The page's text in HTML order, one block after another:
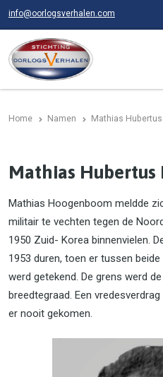
info@oorlogsverhalen.com
Home Namen Mathias
Mathias Hubertus
Mathias Hoogenboom meldde
militair te vechten tegen de
1950 Zuid- Korea binnenvielen.
1953 duren, toen er tussen
werd getekend. De grens werd
breedtegraad. Een
er nooit gekomen.